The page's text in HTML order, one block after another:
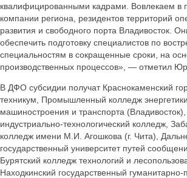
квалифицированными кадрами. Вовлекаем в
компании региона, резидентов территорий
развития и свободного порта Владивосток.
обеспечить подготовку специалистов по
специальностям в сокращенные сроки, на
производственных процессов», — отметил
В ДФО субсидии получат Краснокаменский
техникум, Промышленный колледж
машиностроения и транспорта (Владивосток),
индустриально-технологический колледж,
колледж имени М.И. Агошкова (г. Чита),
государственный университет путей
Бурятский колледж технологий и
Находкинский государственный гуманитарно-